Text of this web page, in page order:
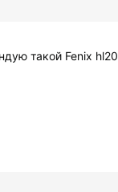
такой Fenix hl20